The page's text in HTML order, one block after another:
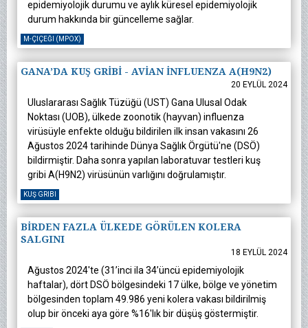
epidemiyolojik durumu ve aylık küresel epidemiyolojik
durum hakkında bir güncelleme sağlar.
M-ÇIÇEĞI (MPOX)
GANA’DA KUŞ GRİBİ - AVİAN İNFLUENZA A(H9N2)
20 EYLÜL 2024
Uluslararası Sağlık Tüzüğü (UST) Gana Ulusal Odak
Noktası (UOB), ülkede zoonotik (hayvan) influenza
virüsüyle enfekte olduğu bildirilen ilk insan vakasını 26
Ağustos 2024 tarihinde Dünya Sağlık Örgütü'ne (DSÖ)
bildirmiştir. Daha sonra yapılan laboratuvar testleri kuş
gribi A(H9N2) virüsünün varlığını doğrulamıştır.
KUŞ GRIBI
BİRDEN FAZLA ÜLKEDE GÖRÜLEN KOLERA
SALGINI
18 EYLÜL 2024
Ağustos 2024'te (31’inci ila 34’üncü epidemiyolojik
haftalar), dört DSÖ bölgesindeki 17 ülke, bölge ve yönetim
bölgesinden toplam 49.986 yeni kolera vakası bildirilmiş
olup bir önceki aya göre %16'lık bir düşüş göstermiştir.